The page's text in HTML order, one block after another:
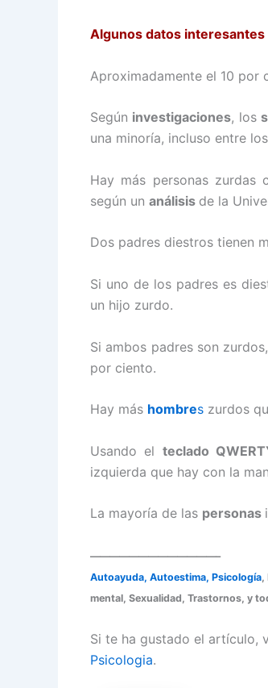
Algunos datos
Aproximadamente el 10 por
Según investigaciones, los
una minoría, incluso entre
Hay más personas zurdas
según un análisis de la
Dos padres diestros tienen
Si uno de los padres es
un hijo zurdo.
Si ambos padres son
por ciento.
Hay más hombres zurdos
Usando el teclado
izquierda que hay con la
La mayoría de las personas
—————————————–
Autoayuda, Autoestima, Psicología
mental, Sexualidad, Trastornos, y
Si te ha gustado el artículo,
Psicologia.